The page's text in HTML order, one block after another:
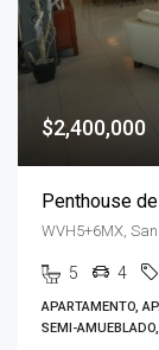
$2,400,000
WVH5+6MX,
5 4
APARTAMENTO,
SEMI-